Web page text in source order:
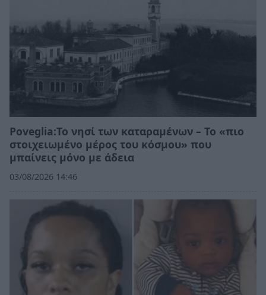
Poveglia:Το νησί των καταραμένων – Το «πιο
στοιχειωμένο μέρος του κόσμου» που
μπαίνεις μόνο με άδεια
03/08/2026 14:46